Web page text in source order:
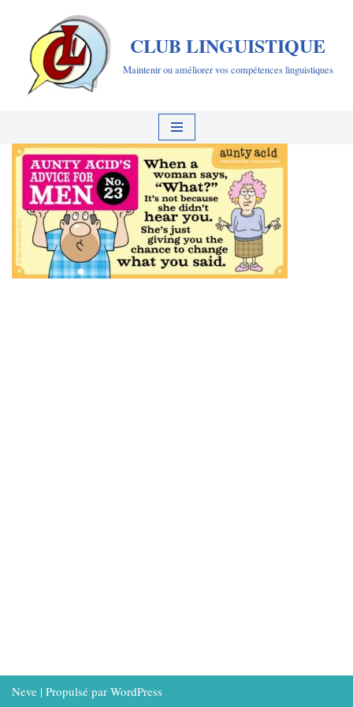
Aller
contenu
CLUB LINGUISTIQUE
Maintenir ou améliorer vos compétences linguistiques
Neve | Propulsé par WordPress